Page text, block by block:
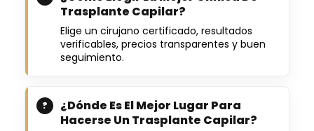
Trasplante Capilar?
Elige un cirujano certificado, resultados
verificables, precios transparentes y buen
seguimiento.
¿Dónde Es El Mejor Lugar Para
Hacerse Un Trasplante Capilar?